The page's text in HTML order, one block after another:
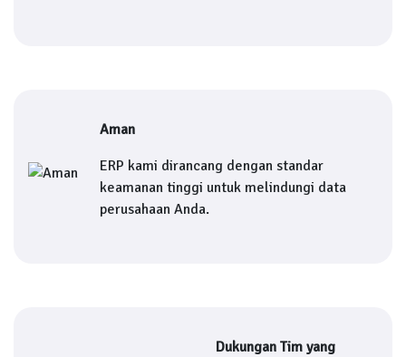
Aman
ERP kami dirancang dengan standar
keamanan tinggi untuk melindungi data
perusahaan Anda.
Dukungan Tim yang